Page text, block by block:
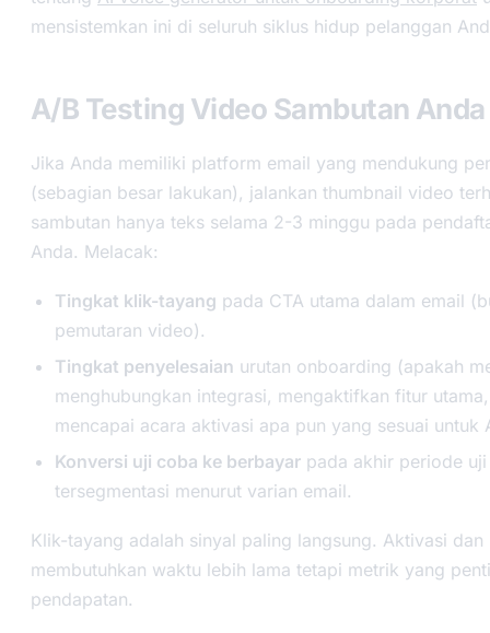
mensistemkan ini di seluruh siklus hidup pelanggan
A/B Testing Video Sambutan Anda
Jika Anda memiliki platform email yang mendukung
(sebagian besar lakukan), jalankan thumbnail video
sambutan hanya teks selama 2-3 minggu pada
Anda. Melacak:
Tingkat klik-tayang pada CTA utama dalam email
pemutaran video).
Tingkat penyelesaian urutan onboarding (apakah
menghubungkan integrasi, mengaktifkan fitur
mencapai acara aktivasi apa pun yang sesuai untuk
Konversi uji coba ke berbayar pada akhir periode
tersegmentasi menurut varian email.
Klik-tayang adalah sinyal paling langsung. Aktivasi dan
membutuhkan waktu lebih lama tetapi metrik yang
pendapatan.